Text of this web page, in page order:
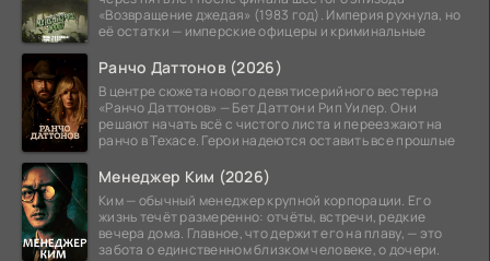
«Возвращение джедая» (1983 год). Империя рухнула, но
её остатки — имперские офицеры и криминальные
Ранчо Даттонов (2026)
В центре сюжета нового девятисерийного вестерна
«Ранчо Даттонов» — Бет Даттон и Рип Уилер. Они
решают начать всё с чистого листа и переезжают на
ранчо в Техасе. Герои надеются оставить все прошлые
Менеджер Ким (2026)
Ким — обычный менеджер крупной корпорации. Его
жизнь течёт размеренно: отчёты, встречи, редкие
вечера дома. Главное, что держит его на плаву, — это
забота о единственном близком человеке, о дочери.